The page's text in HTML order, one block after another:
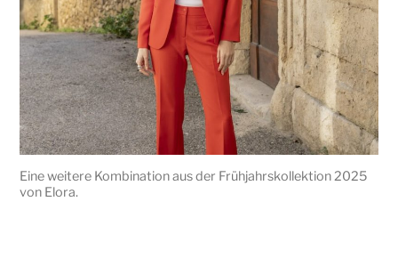
Eine weitere Kombination aus der Frühjahrskollektion 2025
von Elora.